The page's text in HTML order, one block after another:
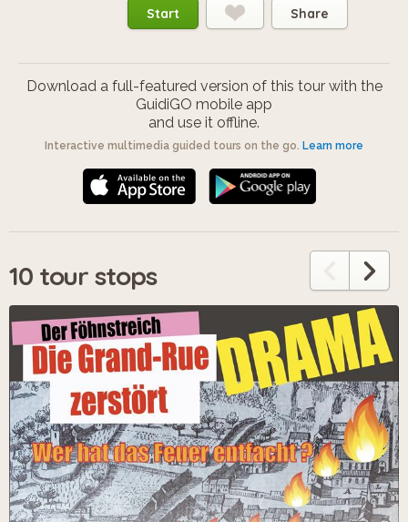
Start Share
Download a full-featured version of this tour with the
GuidiGO mobile app
and use it offline.
Interactive multimedia guided tours on the go. Learn more
10 tour stops